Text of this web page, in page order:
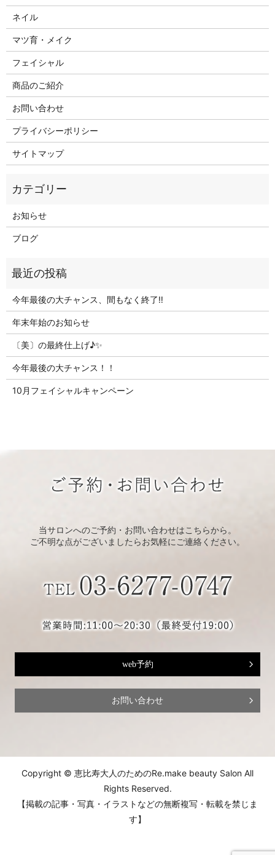
ネイル
マツ育・メイク
フェイシャル
商品のご紹介
お問い合わせ
プライバシーポリシー
サイトマップ
お知らせ
ブログ
今年最後の大チャンス、間もなく終了‼
年末年始のお知らせ
〔美〕の最終仕上げ♪✨
今年最後の大チャンス！！
10月フェイシャルキャンペーン
当サロンへのご予約・お問い合わせはこちらから。
ご不明な点がございましたらお気軽にご連絡ください。
web予約
お問い合わせ
Copyright © 恵比寿大人のためのRe.make beauty Salon All
Rights Reserved.
【掲載の記事・写真・イラストなどの無断複写・転載を禁じま
す】